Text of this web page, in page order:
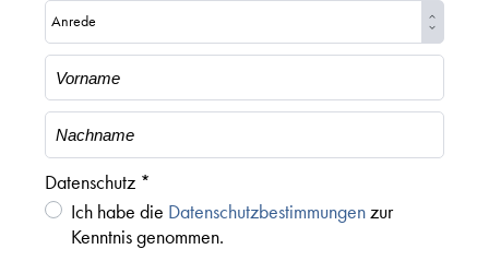
Datenschutz *
Ich habe die Datenschutzbestimmungenzur
Kenntnis genommen.